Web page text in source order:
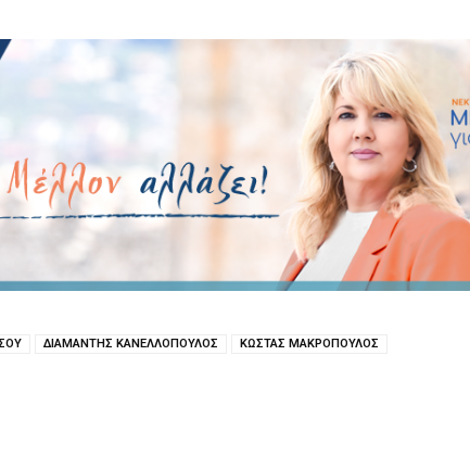
ΔΙΑΜΑΝΤΗΣ ΚΑΝΕΛΛΟΠΟΥΛΟΣ ΚΩΣΤΑΣ ΜΑΚΡΟΠΟΥΛΟΣ